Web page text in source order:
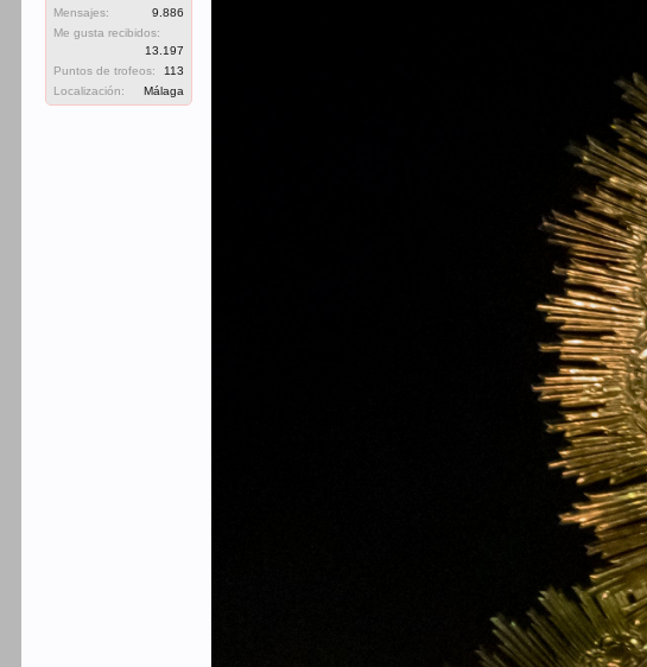
Mensajes:
9.886
Me gusta recibidos:
13.197
Puntos de trofeos:
113
Localización:
Málaga